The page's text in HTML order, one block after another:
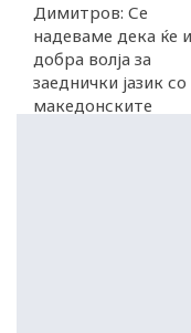
Димитров: Се
надеваме дека ќе
добра волја за
заеднички јазик со
македонските